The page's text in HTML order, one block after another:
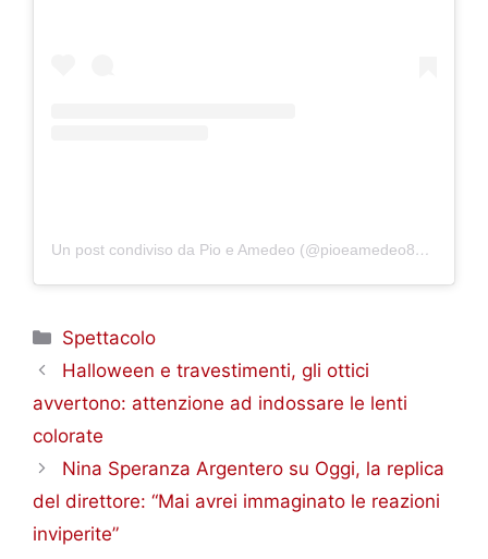
Un post condiviso da Pio e Amedeo (@pioeamedeo83)
Categorie
Spettacolo
Halloween e travestimenti, gli ottici
avvertono: attenzione ad indossare le lenti
colorate
Nina Speranza Argentero su Oggi, la replica
del direttore: “Mai avrei immaginato le reazioni
inviperite”